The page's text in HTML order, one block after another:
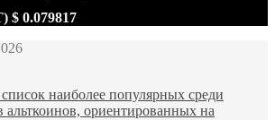
$ 0.079817
наиболее популярных среди
альткоинов, ориентированных на